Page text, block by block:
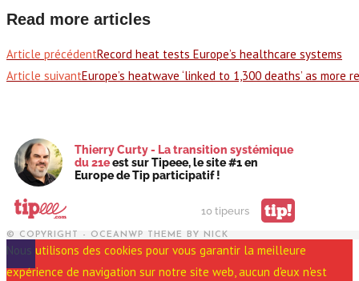
Read more articles
Article précédentRecord heat tests Europe’s healthcare systems
Article suivantEurope’s heatwave ‘linked to 1,300 deaths’ as more
Thierry Curty - La transition systémique
du 21eest sur Tipeee, le site #1 en
Europe de Tip participatif !
10 tipeurs tip!
© COPYRIGHT - OCEANWP THEME BY NICK
Nous utilisons des cookies pour vous garantir la meilleure
expérience de navigation sur notre site web, aucun d'eux n'est